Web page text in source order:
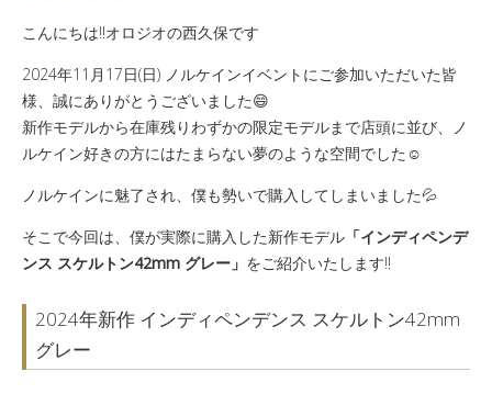
こんにちは‼️オロジオの西久保です
2024年11月17日(日) ノルケインイベントにご参加いただいた皆
様、誠にありがとうございました‍😄
新作モデルから在庫残りわずかの限定モデルまで店頭に並び、ノ
ルケイン好きの方にはたまらない夢のような空間でした☺️
ノルケインに魅了され、僕も勢いで購入してしまいました💦
そこで今回は、僕が実際に購入した新作モデル 「インディペンデ
ンス スケルトン42mm グレー」 をご紹介いたします‼️
2024年新作 インディペンデンス スケルトン42mm
グレー